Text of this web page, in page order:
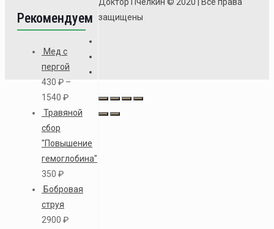
Рекомендуем
Мед с
пергой
430 ₽ –
1540 ₽
Травяной
сбор
"Повышение
гемоглобина"
350 ₽
Бобровая
струя
2900 ₽
Доктор Пчёлкин © 2020 | Все права
защищены